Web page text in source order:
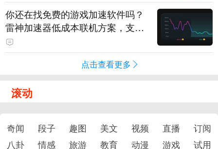
你还在找免费的游戏加速软件吗？
雷神加速器低成本联机方案，支持
免费试用
点击查看更多
滚动
奇闻 段子 趣图 美文 视频 直播
订阅
八卦
情感 旅游 教育 动漫 游戏 试用